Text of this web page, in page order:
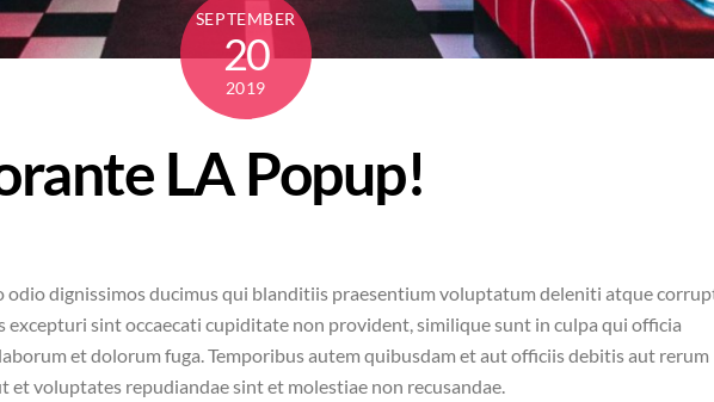
SEPTEMBER
20
2019
LA Popup!
odio dignissimos ducimus qui blanditiis praesentium voluptatum deleniti atque
excepturi sint occaecati cupiditate non provident, similique sunt in culpa qui officia
et dolorum fuga. Temporibus autem quibusdam et aut officiis debitis aut rerum
et voluptates repudiandae sint et molestiae non recusandae.